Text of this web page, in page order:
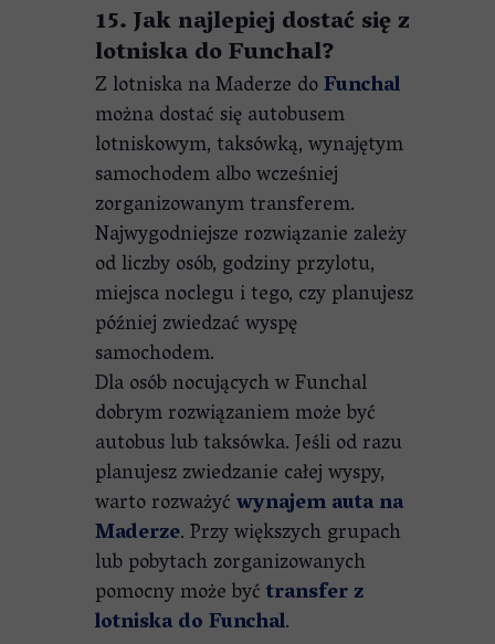
15. Jak najlepiej dostać się z
lotniska do Funchal?
Z lotniska na Maderze doFunchal
można dostać się autobusem
lotniskowym, taksówką, wynajętym
samochodem albo wcześniej
zorganizowanym transferem.
Najwygodniejsze rozwiązanie zależy
od liczby osób, godziny przylotu,
miejsca noclegu i tego, czy planujesz
później zwiedzać wyspę
samochodem.
Dla osób nocujących w Funchal
dobrym rozwiązaniem może być
autobus lub taksówka. Jeśli od razu
planujesz zwiedzanie całej wyspy,
warto rozważyćwynajem auta na
Maderze. Przy większych grupach
lub pobytach zorganizowanych
pomocny może byćtransfer z
lotniska do Funchal.